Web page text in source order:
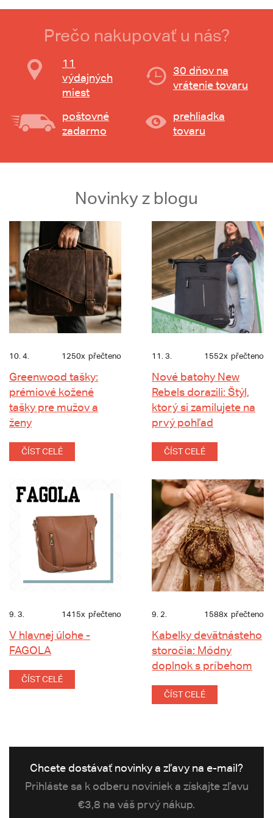
Prečo nakupovať u nás?
11
výdajných
miest
30 dňov na
vrátenie tovaru
poštovné
zadarmo
prehliadka
tovaru
Novinky z blogu
10. 4. 1250x přečteno
Greenwood tašky:
prémiové kožené
tašky pre mužov a
ženy
ČÍST CELÉ
11. 3. 1552x přečteno
Nové batohy New
Rebels dorazili: Štýl,
ktorý si zamilujete na
prvý pohľad
ČÍST CELÉ
9. 3. 1415x přečteno
V hlavnej úlohe -
FAGOLA
ČÍST CELÉ
9. 2. 1588x přečteno
Kabelky devätnásteho
storočia: Módny
doplnok s príbehom
ČÍST CELÉ
Chcete dostávať novinky a zľavy na e-mail?
Prihláste sa k odberu noviniek a získajte zľavu
€3,8 na váš prvý nákup.